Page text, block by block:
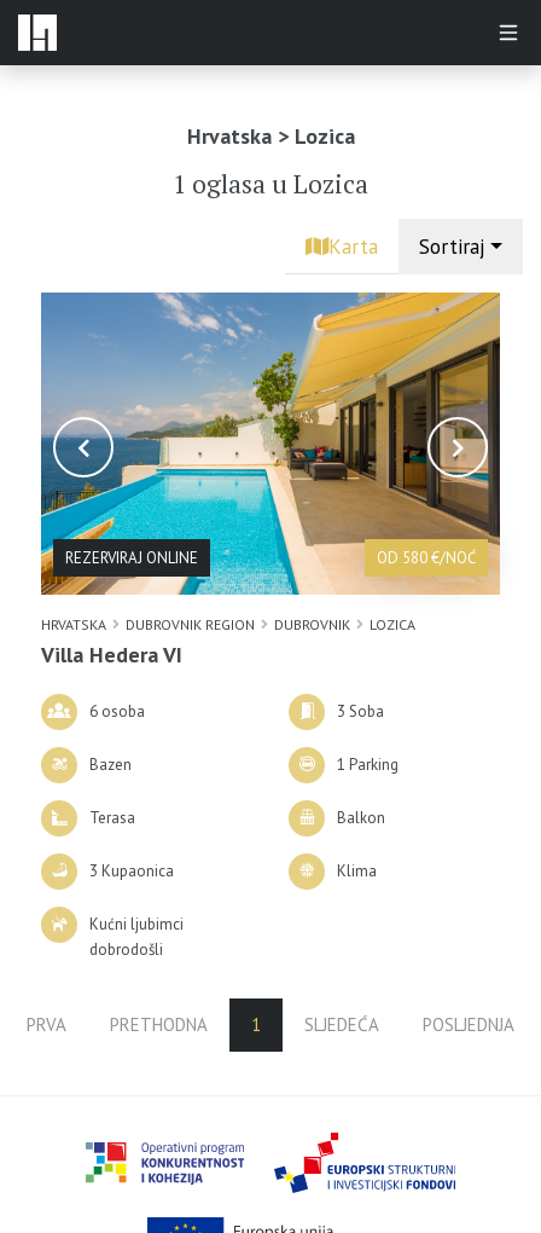
Hrvatska > Lozica
1 oglasa u Lozica
Karta Sortiraj
REZERVIRAJ ONLINE OD 580 €/NOĆ
HRVATSKA DUBROVNIK REGION DUBROVNIK LOZICA
Villa Hedera VI
6 osoba 3 Soba
Bazen 1 Parking
Terasa Balkon
3 Kupaonica Klima
Kućni ljubimci
dobrodošli
PRVA PRETHODNA 1 SLJEDEĆA POSLJEDNJA